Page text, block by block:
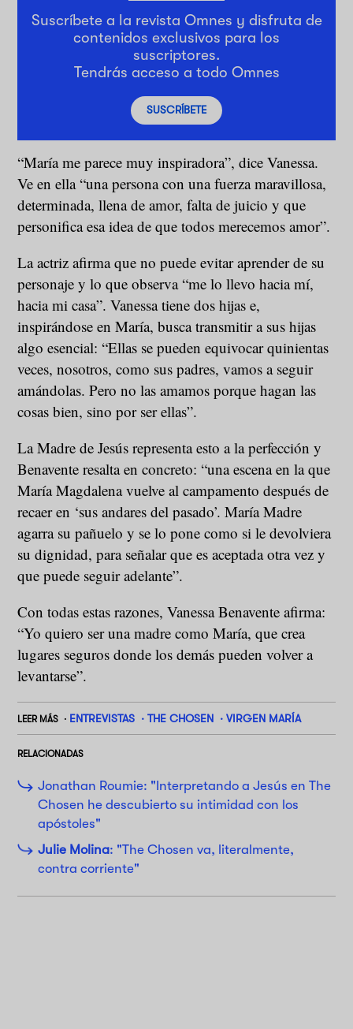
Suscríbete a la revista Omnes y disfruta de
contenidos exclusivos para los
suscriptores.
Tendrás acceso a todo Omnes
SUSCRÍBETE
“María me parece muy inspiradora”, dice Vanessa.
Ve en ella “una persona con una fuerza maravillosa,
determinada, llena de amor, falta de juicio y que
personifica esa idea de que todos merecemos amor”.
La actriz afirma que no puede evitar aprender de su
personaje y lo que observa “me lo llevo hacia mí,
hacia mi casa”. Vanessa tiene dos hijas e,
inspirándose en María, busca transmitir a sus hijas
algo esencial: “Ellas se pueden equivocar quinientas
veces, nosotros, como sus padres, vamos a seguir
amándolas. Pero no las amamos porque hagan las
cosas bien, sino por ser ellas”.
La Madre de Jesús representa esto a la perfección y
Benavente resalta en concreto: “una escena en la que
María Magdalena vuelve al campamento después de
recaer en ‘sus andares del pasado’. María Madre
agarra su pañuelo y se lo pone como si le devolviera
su dignidad, para señalar que es aceptada otra vez y
que puede seguir adelante”.
Con todas estas razones, Vanessa Benavente afirma:
“Yo quiero ser una madre como María, que crea
lugares seguros donde los demás pueden volver a
levantarse”.
LEER MÁS ENTREVISTAS THE CHOSEN VIRGEN MARÍA
RELACIONADAS
Jonathan Roumie: "Interpretando a Jesús en The
Chosen he descubierto su intimidad con los
apóstoles"
Julie Molina: "The Chosen va, literalmente,
contra corriente"